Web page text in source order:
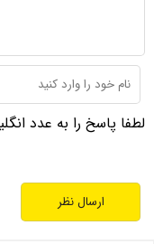
لطفا پاسخ را به عدد